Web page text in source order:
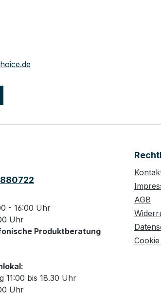
- 16:00 Uhr
Uhr
Produktberatung
11:00 bis 18.30 Uhr
Uhr
AGB